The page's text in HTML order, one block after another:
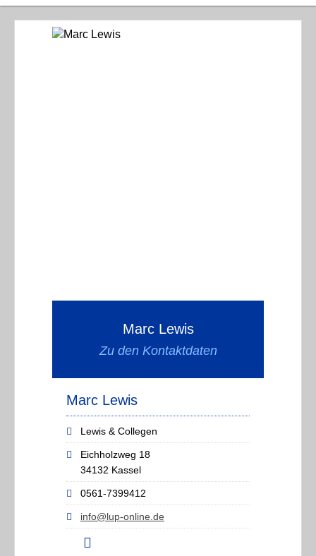
Marc Lewis
Zu den Kontaktdaten
Marc Lewis
Lewis & Collegen
Eichholzweg 18
34132 Kassel
0561-7399412
info@lup-online.de